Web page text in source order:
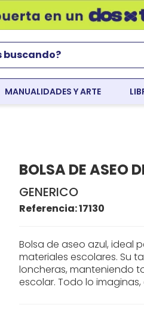
MANUALIDADES Y ARTE
BOLSA DE ASEO
GENERICO
Referencia:17130
Bolsa de aseo azul, ideal
materiales escolares. Su
loncheras, manteniendo
escolar. Todo lo